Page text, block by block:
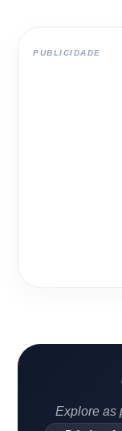
PUBLICIDADE
Explore as